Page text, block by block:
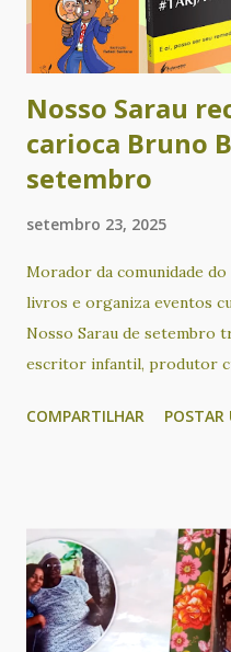
Priscila Moreira, Rebeca
Queiroz­, Rosania Alves,
Nosso Sarau
carioca Bruno
setembro
setembro 23, 2025
Morador da comunidade
livros e organiza eventos
Nosso Sarau de setembro
escritor infantil, produtor
Bruno Black, que acontece
autógrafos de duas de
Cadê Tia Suely? (infantil).
poesia com Alvorecer
Novaes, Glória Terra, Lícia
COMPARTILHAR